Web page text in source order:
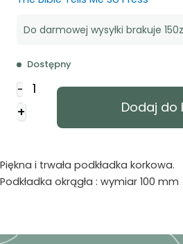
Do darmowej wysyłki brakuje
Dostępny
-
ilość
Podstawka
okrągła
korkowa
Orchidea
+ Dodaj do
Piękna i trwała podkładka korkowa.
Podkładka okrągła : wymiar 100 mm